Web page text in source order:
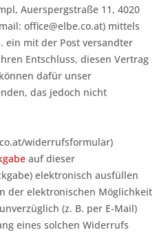
Auerspergstraße 11, 4020
office@elbe.co.at) mittels
ein mit der Post versandter
Entschluss, diesen Vertrag
dafür unser
das jedoch nicht
widerrufsformular)
auf dieser
elektronisch ausfüllen
der elektronischen Möglichkeit
(z. B. per E-Mail)
eines solchen Widerrufs